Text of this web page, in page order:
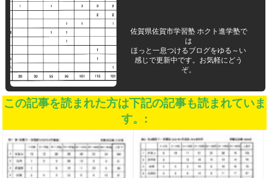
佐賀県佐賀市学習塾 ホクト進学塾で
は
ほっと一息つけるブログをゆる～い
感じで更新中です。お気軽にどう
ぞ。
この記事を読まれた方は下記の記事も読まれていま
す。: